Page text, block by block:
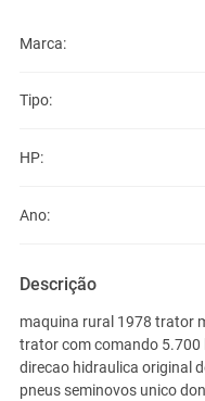
Marca:
Tipo:
HP:
Ano:
Descrição
maquina rural 1978 trator
trator com comando 5.700
direcao hidraulica original
pneus seminovos unico